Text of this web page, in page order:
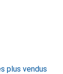
plus vendus